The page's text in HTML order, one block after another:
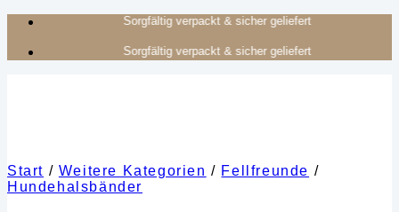
Zum
springen
Authentisches Kunsthandwerk aus Afrika
Authentisches Kunsthandwerk aus Afrika
Start / Weitere Kategorien / Fellfreunde /
Hundehalsbänder